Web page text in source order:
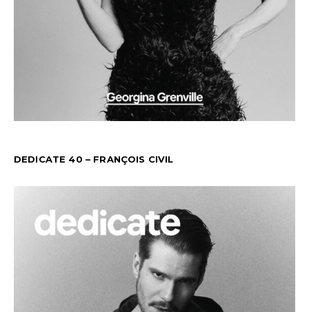
DEDICATE 40 – FRANÇOIS CIVIL